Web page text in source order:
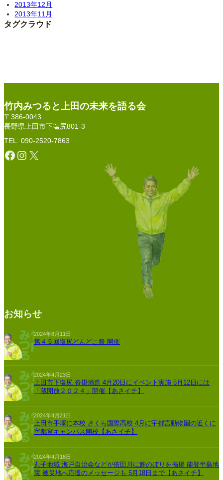
2013年12月
2013年11月
タグクラウド
竹内みつると上田の未来を語る会
〒386-0043
長野県上田市下塩尻801-3
TEL: 090-2520-7863
Facebook Instagram X
お知らせ
2024年8月11日
第４５回塩尻どんどこ祭 開催
2024年4月23日
上田市下塩尻 沓掛酒造 4月20日にイベント実施 5月12日には
「蔵開放２０２４」開催【あさイチ】
2024年4月21日
上田市手塚に本校 さくら国際高校 4月に宇都宮動物園の近くに
宇都宮キャンパス開校【あさイチ】
2024年4月18日
丸子地域 海戸自治会などが依田川に鯉のぼりを掲揚 能登半島地
震 被災地へ応援のメッセージも 5月18日まで【あさイチ】